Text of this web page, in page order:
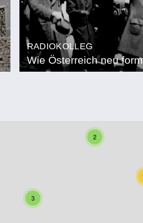
RADIOKOLLEG
Wie Österreich neu
2
3